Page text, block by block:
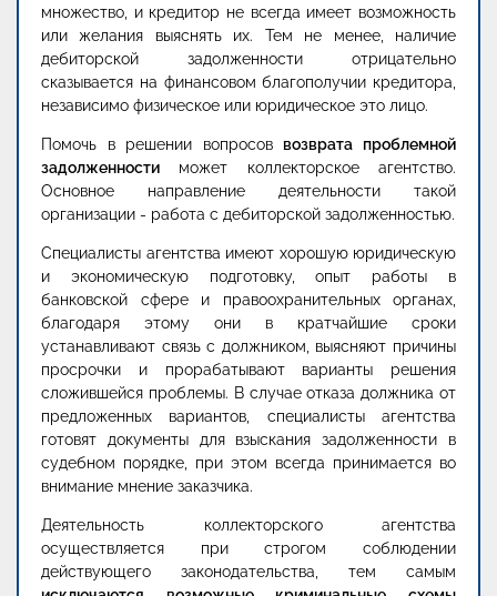
множество, и кредитор не всегда имеет возможность
или желания выяснять их. Тем не менее, наличие
дебиторской задолженности отрицательно
сказывается на финансовом благополучии кредитора,
независимо физическое или юридическое это лицо.
Помочь в решении вопросов возврата проблемной
задолженности может коллекторское агентство.
Основное направление деятельности такой
организации - работа с дебиторской задолженностью.
Специалисты агентства имеют хорошую юридическую
и экономическую подготовку, опыт работы в
банковской сфере и правоохранительных органах,
благодаря этому они в кратчайшие сроки
устанавливают связь с должником, выясняют причины
просрочки и прорабатывают варианты решения
сложившейся проблемы. В случае отказа должника от
предложенных вариантов, специалисты агентства
готовят документы для взыскания задолженности в
судебном порядке, при этом всегда принимается во
внимание мнение заказчика.
Деятельность коллекторского агентства
осуществляется при строгом соблюдении
действующего законодательства, тем самым